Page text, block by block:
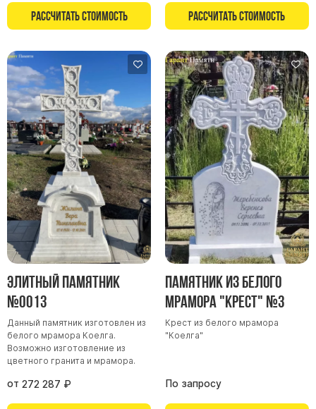
Рассчитать стоимость Рассчитать стоимость
Элитный памятник
№0013
Данный памятник изготовлен из
белого мрамора Коелга.
Возможно изготовление из
цветного гранита и мрамора.
от 272 287 ₽
Памятник из белого
мрамора "Крест" №3
Крест из белого мрамора
"Коелга"
По запросу